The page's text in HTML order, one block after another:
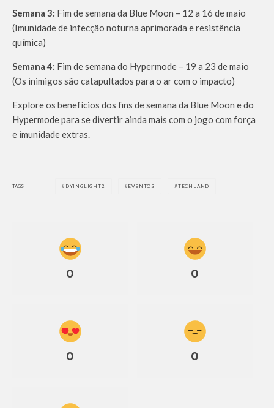
Semana 3: Fim de semana da Blue Moon – 12 a 16 de maio
(Imunidade de infecção noturna aprimorada e resistência
química)
Semana 4: Fim de semana do Hypermode – 19 a 23 de maio
(Os inimigos são catapultados para o ar com o impacto)
Explore os benefícios dos fins de semana da Blue Moon e do
Hypermode para se divertir ainda mais com o jogo com força
e imunidade extras.
TAGS DYINGLIGHT2 EVENTOS TECHLAND
0 0
0 0